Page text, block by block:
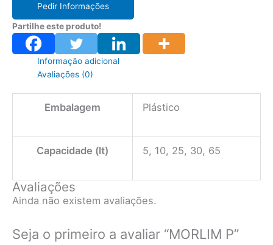
Pedir Informações
Partilhe este produto!
Informação adicional
Avaliações (0)
Embalagem Plástico
Capacidade (lt) 5, 10, 25, 30, 65
Avaliações
Ainda não existem avaliações.
Seja o primeiro a avaliar “MORLIM P”